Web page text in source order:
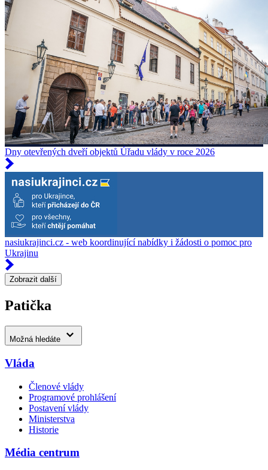
Dny otevřených dveří objektů Úřadu vlády v roce 2026
nasiukrajinci.cz - web koordinující nabídky i žádosti o pomoc pro
Ukrajinu
Zobrazit další
Patička
Možná hledáte
Vláda
Členové vlády
Programové prohlášení
Postavení vlády
Ministerstva
Historie
Média centrum